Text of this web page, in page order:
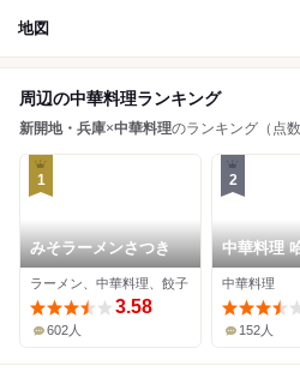
地図
周辺の中華料理ランキング
新開地・兵庫×中華料理のランキング（点
1
みそラーメンさつき
ラーメン、中華料理、餃子
3.58
602人
2
中華料理
中華料理
152人